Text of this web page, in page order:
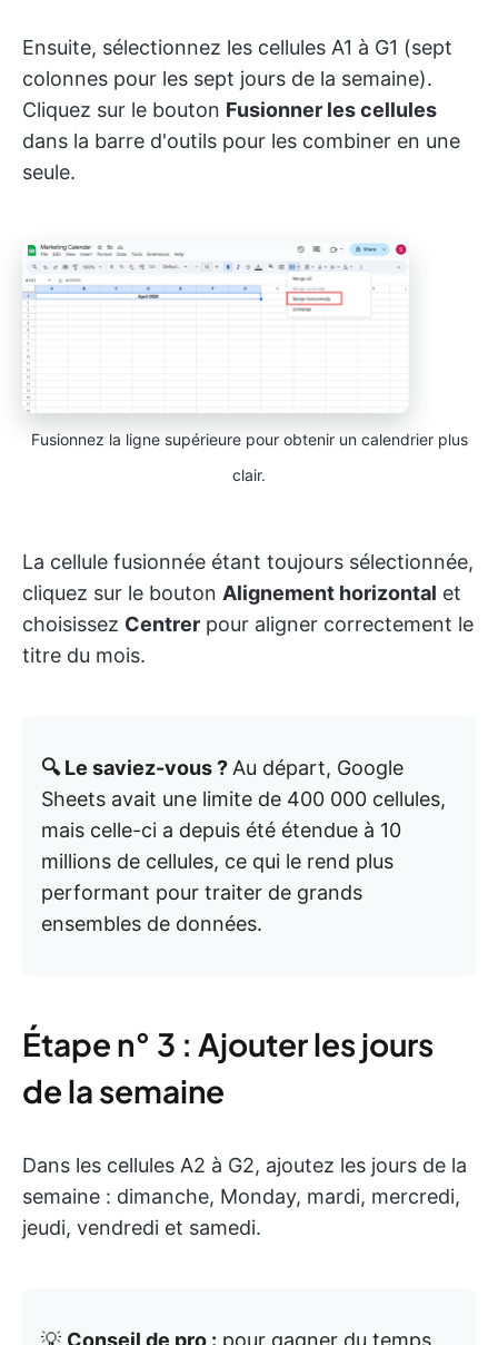
Ensuite, sélectionnez les cellules A1 à G1 (sept
colonnes pour les sept jours de la semaine).
Cliquez sur le bouton Fusionner les cellules
dans la barre d'outils pour les combiner en une
seule.
Fusionnez la ligne supérieure pour obtenir un calendrier plus
clair.
La cellule fusionnée étant toujours sélectionnée,
cliquez sur le bouton Alignement horizontal et
choisissez Centrer pour aligner correctement le
titre du mois.
🔍 Le saviez-vous ? Au départ, Google
Sheets avait une limite de 400 000 cellules,
mais celle-ci a depuis été étendue à 10
millions de cellules, ce qui le rend plus
performant pour traiter de grands
ensembles de données.
Étape n° 3 : Ajouter les jours
de la semaine
Dans les cellules A2 à G2, ajoutez les jours de la
semaine : dimanche, Monday, mardi, mercredi,
jeudi, vendredi et samedi.
💡 Conseil de pro : pour gagner du temps,